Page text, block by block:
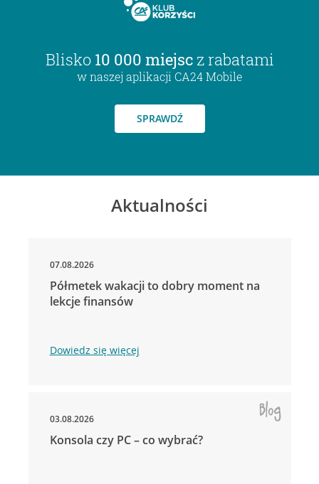
Blisko 10 000 miejsc z rabatami
w naszej aplikacji CA24 Mobile
SPRAWDŹ
Aktualności
07.08.2026
Półmetek wakacji to dobry moment na
lekcje finansów
Dowiedz się więcej
03.08.2026
Konsola czy PC – co wybrać?